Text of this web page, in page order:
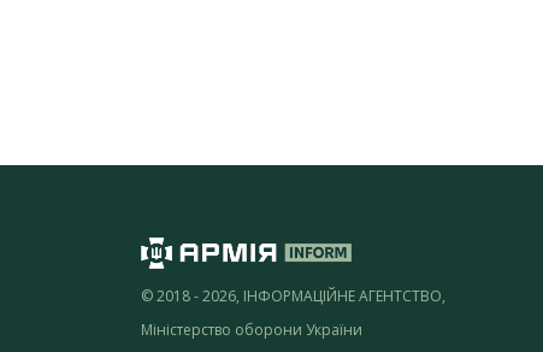
© 2018 - 2026, ІНФОРМАЦІЙНЕ АГЕНТСТВО,
Міністерство оборони України